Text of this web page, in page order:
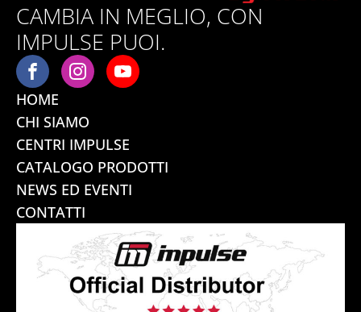
CAMBIA IN MEGLIO, CON
IMPULSE PUOI.
HOME
CHI SIAMO
CENTRI IMPULSE
CATALOGO PRODOTTI
NEWS ED EVENTI
CONTATTI